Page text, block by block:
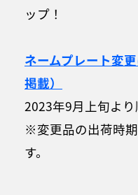
ップ！
ネームプレート変
掲載）
2023年9月上旬より
※変更品の出荷時
す。